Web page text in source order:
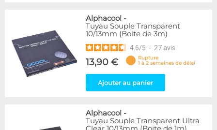
Alphacool -
Tuyau Souple Transparent
10/13mm (Boite de 3m)
4.6/5 - 27 avis
13,90 €
Rupture
1 à 2 semaines de délai
Ajouter au panier
Alphacool -
Tuyau Souple Transparent Ultra